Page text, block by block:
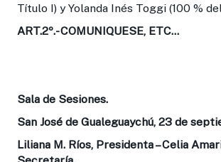
Título I) y Yolanda Inés Toggi (100 %
ART.2º.- COMUNIQUESE, ETC…
Sala de Sesiones.
San José de Gualeguaychú, 23 de
Liliana M. Ríos, Presidenta – Celia